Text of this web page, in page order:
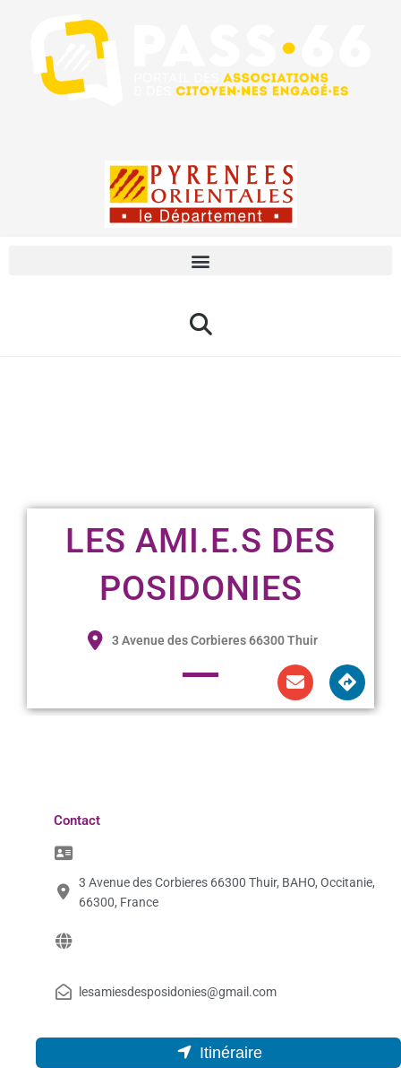
LES AMI.E.S DES
POSIDONIES
3 Avenue des Corbieres 66300 Thuir
Contact
3 Avenue des Corbieres 66300 Thuir, BAHO, Occitanie,
66300, France
lesamiesdesposidonies@gmail.com
Itinéraire